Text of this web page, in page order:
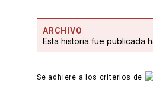
ARCHIVO
Esta historia fue publicada
Se adhiere a los criterios de